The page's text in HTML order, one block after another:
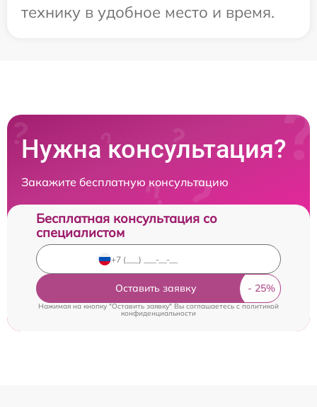
технику в удобное место и время.
Нужна консультация?
Закажите бесплатную консультацию
Бесплатная консультация со
специалистом
Оставить заявку
Нажимая на кнопку "Оставить заявку" Вы соглашаетесь c политикой
конфиденциальности